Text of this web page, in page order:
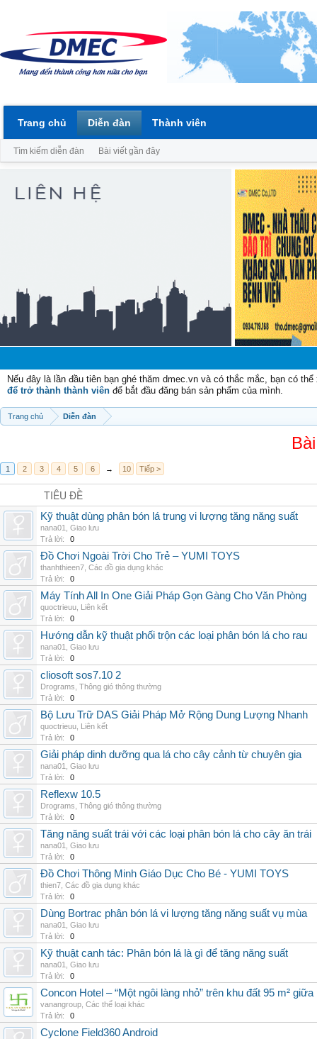
Nếu đây là lần đầu tiên bạn ghé thăm dmec.vn và có thắc mắc, bạn có
để trở thành thành viên để bắt đầu đăng bán sản phẩm của mình.
Trang chủ Diễn đàn
1 2 3 4 5 6 → 10 Tiếp >
TIÊU ĐỀ
Kỹ thuật dùng phân bón lá trung vi lượng tăng năng suất
nana01
Giao lưu
Trả lời:
0
Đồ Chơi Ngoài Trời Cho Trẻ – YUMI TOYS
thanhthieen7 Các đồ gia dụng khác
Trả lời:
0
Máy Tính All In One Giải Pháp Gọn Gàng Cho Văn Phòng
quoctrieuu Liên kết
Trả lời:
0
Hướng dẫn kỹ thuật phối trộn các loại phân bón lá cho rau
nana01
Giao lưu
Trả lời:
0
cliosoft sos7.10 2
Drograms Thông gió thông thường
Trả lời:
0
Bộ Lưu Trữ DAS Giải Pháp Mở Rộng Dung Lượng Nhanh
quoctrieuu Liên kết
Trả lời:
0
Giải pháp dinh dưỡng qua lá cho cây cảnh từ chuyên gia
nana01
Giao lưu
Trả lời:
0
Reflexw 10.5
Drograms Thông gió thông thường
Trả lời:
0
Tăng năng suất trái với các loại phân bón lá cho cây ăn trái
nana01
Giao lưu
Trả lời:
0
Đồ Chơi Thông Minh Giáo Dục Cho Bé - YUMI TOYS
thien7 Các đồ gia dụng khác
Trả lời:
0
Dùng Bortrac phân bón lá vi lượng tăng năng suất vụ mùa
nana01
Giao lưu
Trả lời:
0
Kỹ thuật canh tác: Phân bón lá là gì để tăng năng suất
nana01
Giao lưu
Trả lời:
0
Concon Hotel – “Một ngôi làng nhỏ” trên khu đất 95 m²
vanangroup Các thể loại khác
Trả lời:
0
Cyclone Field360 Android
Trang chủ Diễn đàn
Tìm kiếm diễn đàn Bài viết gần đây
Thành viên